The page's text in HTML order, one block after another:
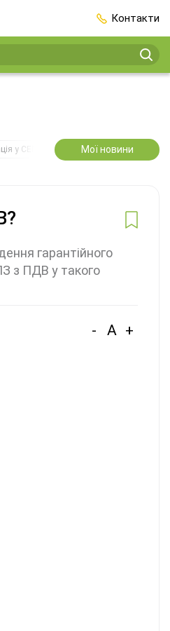
Контакти
у СЕРПНІ 2️⃣0️⃣2️⃣7️⃣ Усі
Мої новини
гарантійного
з ПДВ у такого
- A +